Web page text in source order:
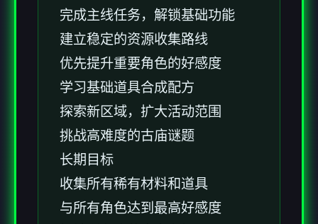
完成主线任务，解锁基础功能
建立稳定的资源收集路线
优先提升重要角色的好感度
学习基础道具合成配方
探索新区域，扩大活动范围
挑战高难度的古庙谜题
长期目标
收集所有稀有材料和道具
与所有角色达到最高好感度